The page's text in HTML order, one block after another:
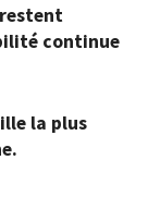
continue
la plus